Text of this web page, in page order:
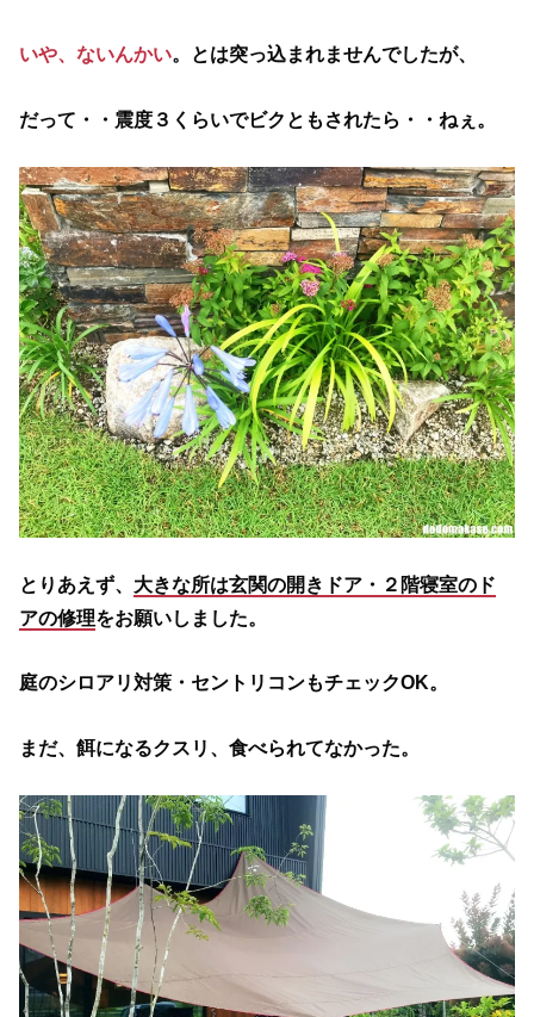
いや、ないんかい。とは突っ込まれませんでしたが、
だって・・震度３くらいでビクともされたら・・ねぇ。
とりあえず、 大きな所は玄関の開きドア・２階寝室のド
アの修理をお願いしました。
庭のシロアリ対策・セントリコンもチェックOK。
まだ、餌になるクスリ、食べられてなかった。